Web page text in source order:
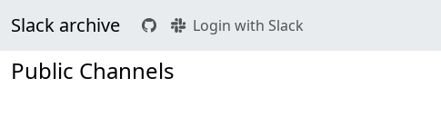
Slack archive Login with Slack
Public Channels